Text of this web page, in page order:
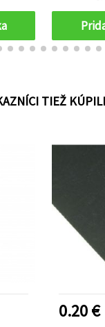
TIEŽ KÚPILI
0.20 €